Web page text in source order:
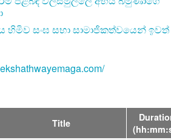
හිමිව සංඝ සභා සාමාජිකත්වයෙන් ඉවත්
Title